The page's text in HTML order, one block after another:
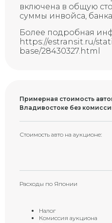
включена в общую
суммы инвойса,
Более подробная
https://estransit.ru/
base/28430327.html
Примерная стоимость
Владивостоке без
Стоимость авто на аукционе:
Расходы по Японии
Налог
Комиссия аукциона